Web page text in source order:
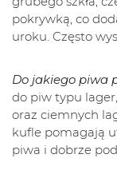
pokrywką, co
uroku. Często
Do jakiego piwa
do piw typu
oraz ciemnych
kufle pomagają
piwa i dobrze